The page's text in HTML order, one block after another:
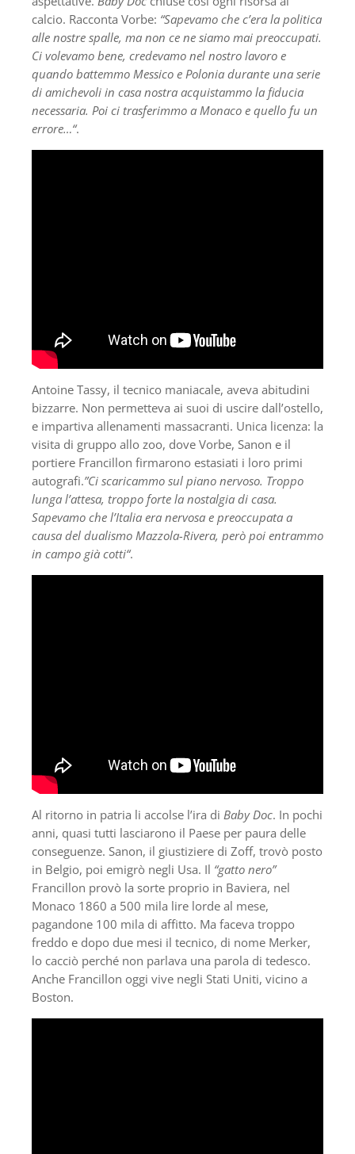
calcio. Racconta Vorbe: “Sapevamo che c’era la politica
alle nostre spalle, ma non ce ne siamo mai preoccupati.
Ci volevamo bene, credevamo nel nostro lavoro e
quando battemmo Messico e Polonia durante una serie
di amichevoli in casa nostra acquistammo la fiducia
necessaria. Poi ci trasferimmo a Monaco e quello fu un
errore…“.
Antoine Tassy, il tecnico maniacale, aveva abitudini
bizzarre. Non permetteva ai suoi di uscire dall’ostello,
e impartiva allenamenti massacranti. Unica licenza: la
visita di gruppo allo zoo, dove Vorbe, Sanon e il
portiere Francillon firmarono estasiati i loro primi
autografi.”Ci scaricammo sul piano nervoso. Troppo
lunga l’attesa, troppo forte la nostalgia di casa.
Sapevamo che l’Italia era nervosa e preoccupata a
causa del dualismo Mazzola-Rivera, però poi entrammo
in campo già cotti“.
Al ritorno in patria li accolse l’ira di Baby Doc. In pochi
anni, quasi tutti lasciarono il Paese per paura delle
conseguenze. Sanon, il giustiziere di Zoff, trovò posto
in Belgio, poi emigrò negli Usa. Il “gatto nero”
Francillon provò la sorte proprio in Baviera, nel
Monaco 1860 a 500 mila lire lorde al mese,
pagandone 100 mila di affitto. Ma faceva troppo
freddo e dopo due mesi il tecnico, di nome Merker,
lo cacciò perché non parlava una parola di tedesco.
Anche Francillon oggi vive negli Stati Uniti, vicino a
Boston.